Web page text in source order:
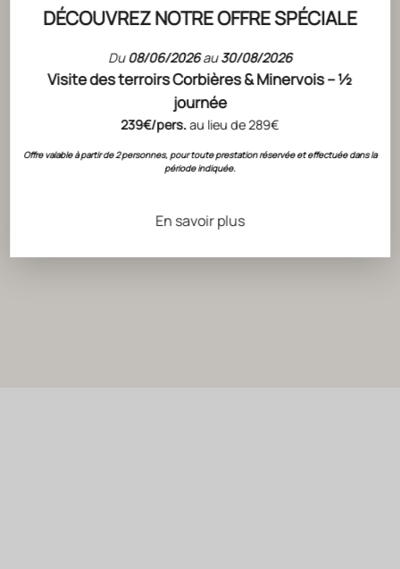
DÉCOUVREZ NOTRE OFFRE SPÉCIALE
Du08/06/2026au30/08/2026
Visite des terroirs Corbières & Minervois – ½
journée
239€/pers.au lieu de 289€
Offre valable à partir de 2 personnes, pour toute prestation réservée et effectuée dans la
période indiquée.
En savoir plus